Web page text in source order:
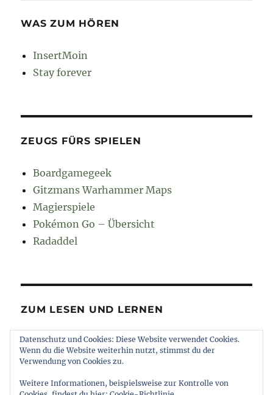
WAS ZUM HÖREN
InsertMoin
Stay forever
ZEUGS FÜRS SPIELEN
Boardgamegeek
Gitzmans Warhammer Maps
Magierspiele
Pokémon Go – Übersicht
Radaddel
ZUM LESEN UND LERNEN
Euroncap
Tong
Datenschutz und Cookies: Diese Website verwendet Cookies.
Wenn du die Website weiterhin nutzt, stimmst du der
Verwendung von Cookies zu.
Weitere Informationen, beispielsweise zur Kontrolle von